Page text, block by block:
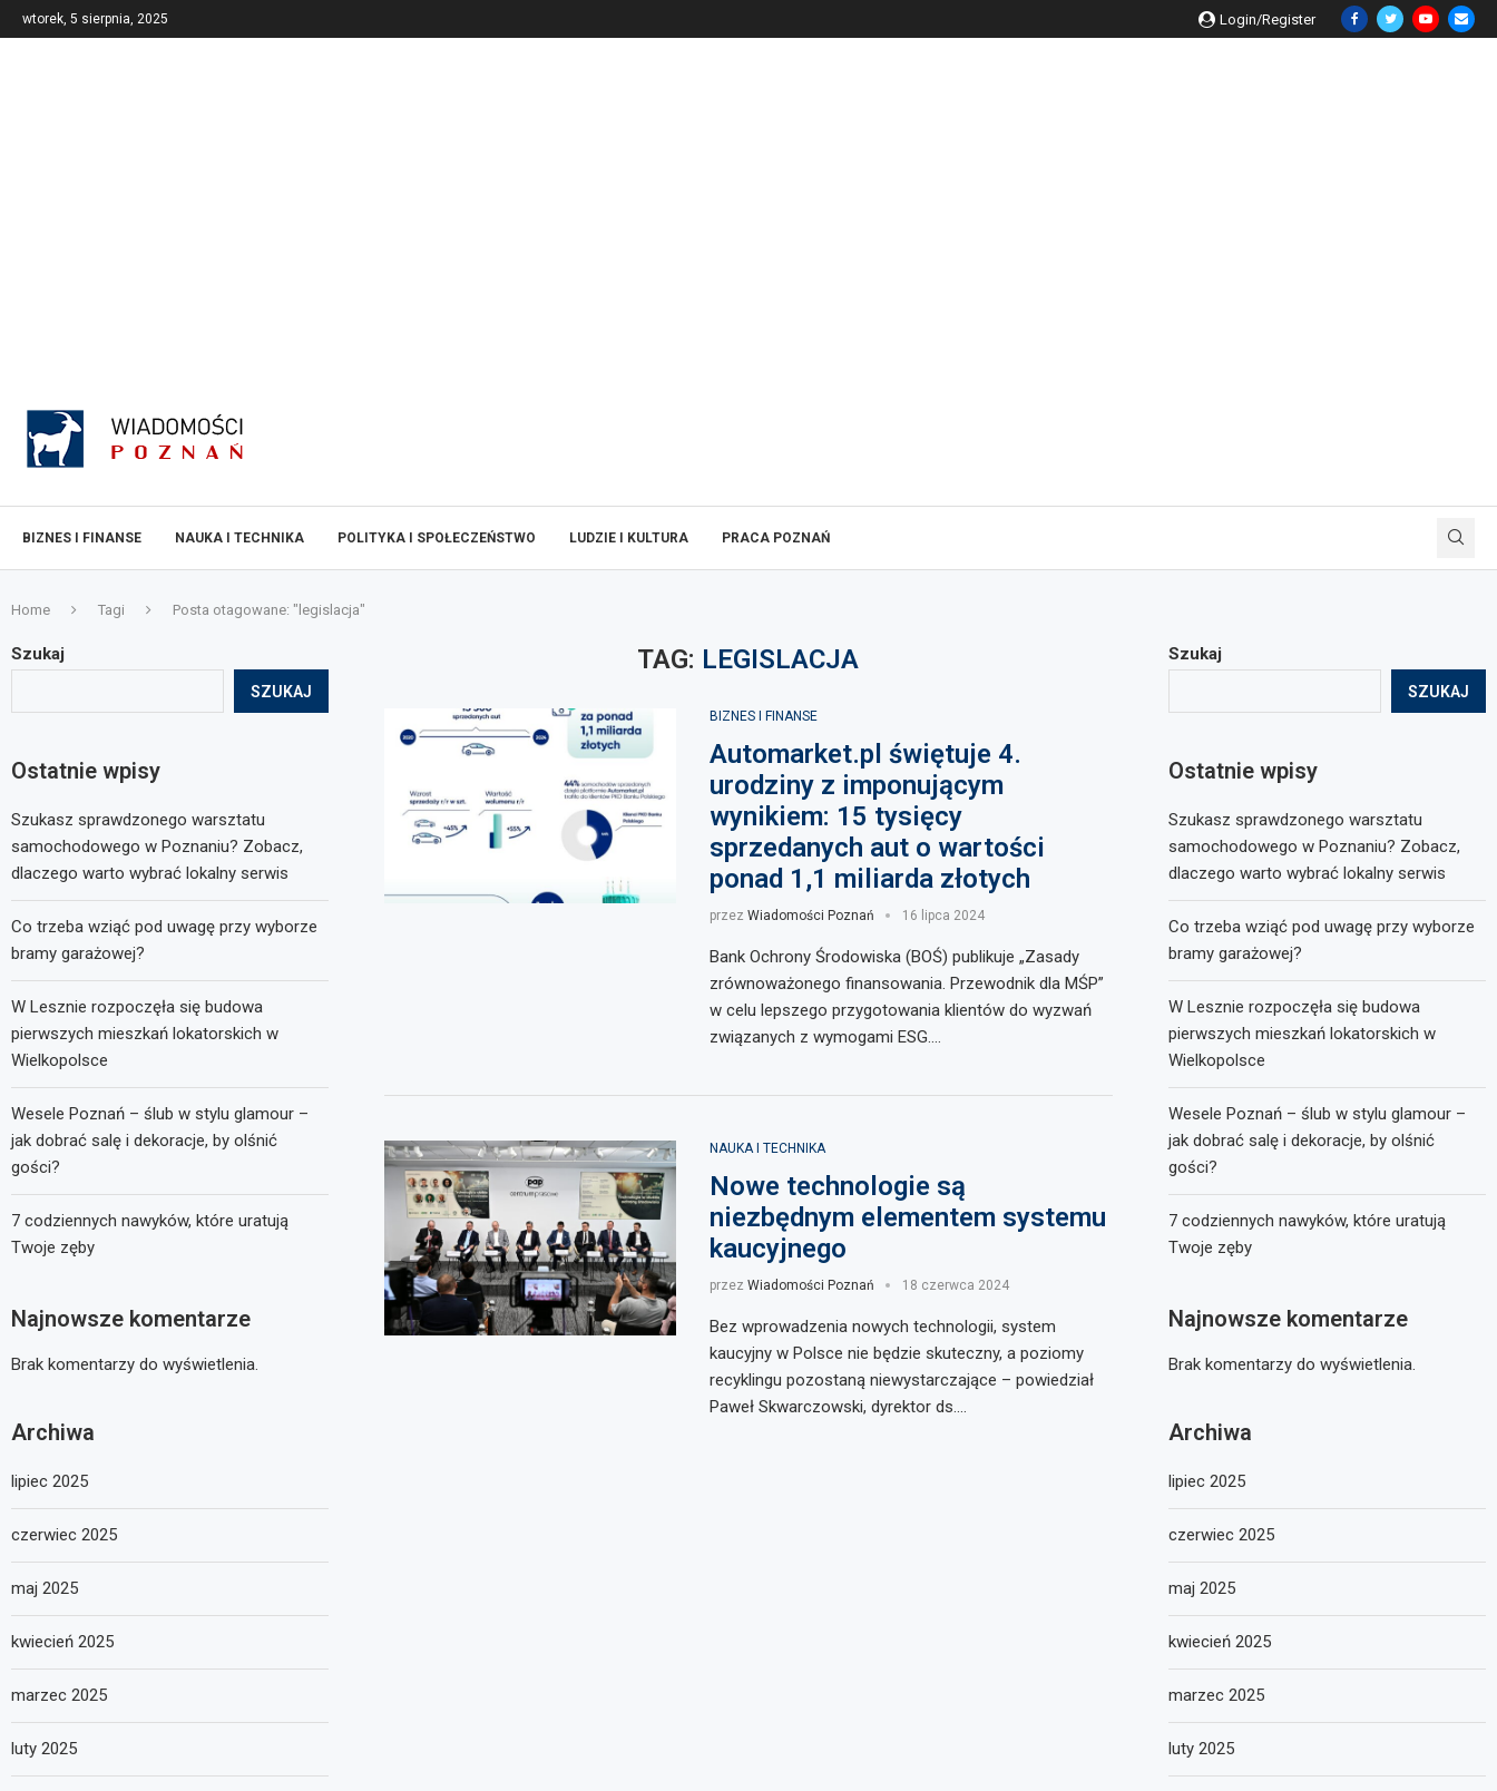
wtorek, 5 sierpnia, 2025 Login/Register
BIZNES I FINANSE NAUKA I TECHNIKA POLITYKA I SPOŁECZEŃSTWO LUDZIE I KULTURA PRACA POZNAŃ
Home Tagi Posta otagowane: "legislacja"
TAG: LEGISLACJA
BIZNES I FINANSE
Automarket.pl świętuje 4.
urodziny z imponującym
wynikiem: 15 tysięcy
sprzedanych aut o wartości
ponad 1,1 miliarda złotych
przez Wiadomości Poznań 16 lipca 2024
Bank Ochrony Środowiska (BOŚ) publikuje „Zasady
zrównoważonego finansowania. Przewodnik dla MŚP”
w celu lepszego przygotowania klientów do wyzwań
związanych z wymogami ESG.…
NAUKA I TECHNIKA
Nowe technologie są
niezbędnym elementem systemu
kaucyjnego
przez Wiadomości Poznań 18 czerwca 2024
Bez wprowadzenia nowych technologii, system
kaucyjny w Polsce nie będzie skuteczny, a poziomy
recyklingu pozostaną niewystarczające – powiedział
Paweł Skwarczowski, dyrektor ds.…
Szukaj
SZUKAJ
Ostatnie wpisy
Szukasz sprawdzonego warsztatu
samochodowego w Poznaniu? Zobacz,
dlaczego warto wybrać lokalny serwis
Co trzeba wziąć pod uwagę przy wyborze
bramy garażowej?
W Lesznie rozpoczęła się budowa
pierwszych mieszkań lokatorskich w
Wielkopolsce
Wesele Poznań – ślub w stylu glamour –
jak dobrać salę i dekoracje, by olśnić
gości?
7 codziennych nawyków, które uratują
Twoje zęby
Najnowsze komentarze
Brak komentarzy do wyświetlenia.
Archiwa
lipiec 2025
czerwiec 2025
maj 2025
kwiecień 2025
marzec 2025
luty 2025
Szukaj
SZUKAJ
Ostatnie wpisy
Szukasz sprawdzonego warsztatu
samochodowego w Poznaniu? Zobacz,
dlaczego warto wybrać lokalny serwis
Co trzeba wziąć pod uwagę przy wyborze
bramy garażowej?
W Lesznie rozpoczęła się budowa
pierwszych mieszkań lokatorskich w
Wielkopolsce
Wesele Poznań – ślub w stylu glamour –
jak dobrać salę i dekoracje, by olśnić
gości?
7 codziennych nawyków, które uratują
Twoje zęby
Najnowsze komentarze
Brak komentarzy do wyświetlenia.
Archiwa
lipiec 2025
czerwiec 2025
maj 2025
kwiecień 2025
marzec 2025
luty 2025